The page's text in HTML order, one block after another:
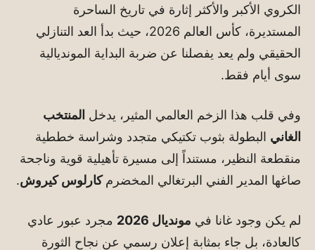
الكروي الأكبر والأكثر إثارة في تاريخ الساحرة
المستديرة، كأس العالم 2026، حيث بدأ العد التنازلي
الحقيقي ولم يعد يفصلنا عن ضربة البداية المونديالية
سوى أيام فقط.
وفي قلب هذا الزخم العالمي المثير، يدخل المنتخب
الغاني البطولة بثوب تكتيكي متجدد وشراسة خططية
منقطعة النظير، مستنداً إلى مسيرة تأهيلية قوية وناجحة
صاغها المدير الفني البرتغالي المخضرمكارلوس كيروش.
لم يكن وجود غانا في مونديال 2026
مجرد عبور عادي
كالعادة، بل جاء بمثابة إعلان رسمي عن نجاح الثورة